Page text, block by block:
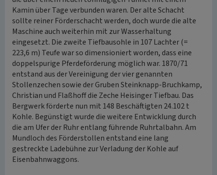
Kamin über Tage verbunden waren. Der alte Schacht
sollte reiner Förderschacht werden, doch wurde die alte
Maschine auch weiterhin mit zur Wasserhaltung
eingesetzt. Die zweite Tiefbausohle in 107 Lachter (=
223,6 m) Teufe war so dimensioniert worden, dass eine
doppelspurige Pferdeförderung möglich war. 1870/71
entstand aus der Vereinigung der vier genannten
Stollenzechen sowie der Gruben Steinknapp-Bruchkamp,
Christian und Flaßhoff die Zeche Heisinger Tiefbau. Das
Bergwerk förderte nun mit 148 Beschäftigten 24.102 t
Kohle. Begünstigt wurde die weitere Entwicklung durch
die am Ufer der Ruhr entlang führende Ruhrtalbahn. Am
Mundloch des Förderstollen entstand eine lang
gestreckte Ladebühne zur Verladung der Kohle auf
Eisenbahnwaggons.